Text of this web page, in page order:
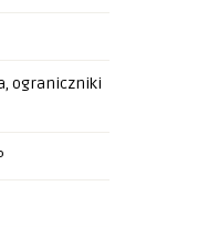
ograniczniki